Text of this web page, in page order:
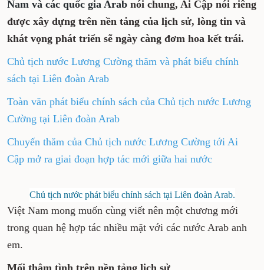
Nam và các quốc gia Arab nói chung, Ai Cập nói riêng
được xây dựng trên nền tảng của lịch sử, lòng tin và
khát vọng phát triển sẽ ngày càng đơm hoa kết trái.
Chủ tịch nước Lương Cường thăm và phát biểu chính
sách tại Liên đoàn Arab
Toàn văn phát biểu chính sách của Chủ tịch nước Lương
Cường tại Liên đoàn Arab
Chuyến thăm của Chủ tịch nước Lương Cường tới Ai
Cập mở ra giai đoạn hợp tác mới giữa hai nước
Chủ tịch nước phát biểu chính sách tại Liên đoàn Arab.
Việt Nam mong muốn cùng viết nên một chương mới
trong quan hệ hợp tác nhiều mặt với các nước Arab anh
em.
Mối thâm tình trên nền tảng lịch sử